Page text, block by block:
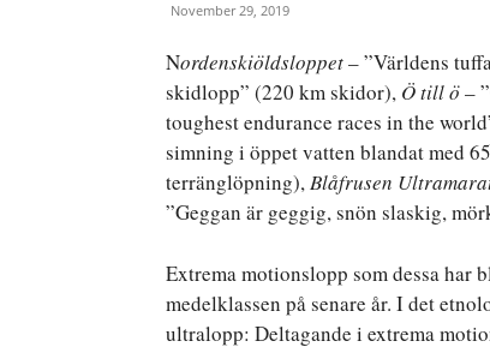
November 29, 2019
Nordenskiöldsloppet– ”Världens
skidlopp” (220 km skidor), Ö till ö–
toughest endurance races in the
simning i öppet vatten blandat med
terränglöpning),Blåfrusen
”Geggan är geggig, snön slaskig,
Extrema motionslopp som dessa har
medelklassen på senare år. I det
ultralopp: Deltagande i extrema